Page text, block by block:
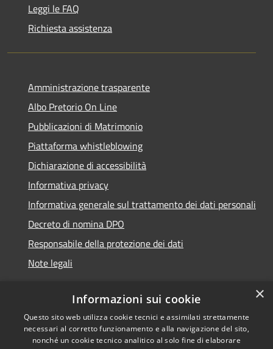
Leggi le FAQ
Richiesta assistenza
Amministrazione trasparente
Albo Pretorio On Line
Pubblicazioni di Matrimonio
Piattaforma whistleblowing
Dichiarazione di accessibilità
Informativa privacy
Informativa generale sul trattamento dei dati personali
Decreto di nomina DPO
Responsabile della protezione dei dati
Note legali
RSS
Accessibilità
© 2021 - 2026 Comune di
Chiavari -Area Riservata
×
Informazioni sui cookie
Questo sito web utilizza cookie tecnici e assimilati strettamente
necessari al corretto funzionamento e alla navigazione del sito,
nonché un cookie tecnico analitico al solo fine di elaborare